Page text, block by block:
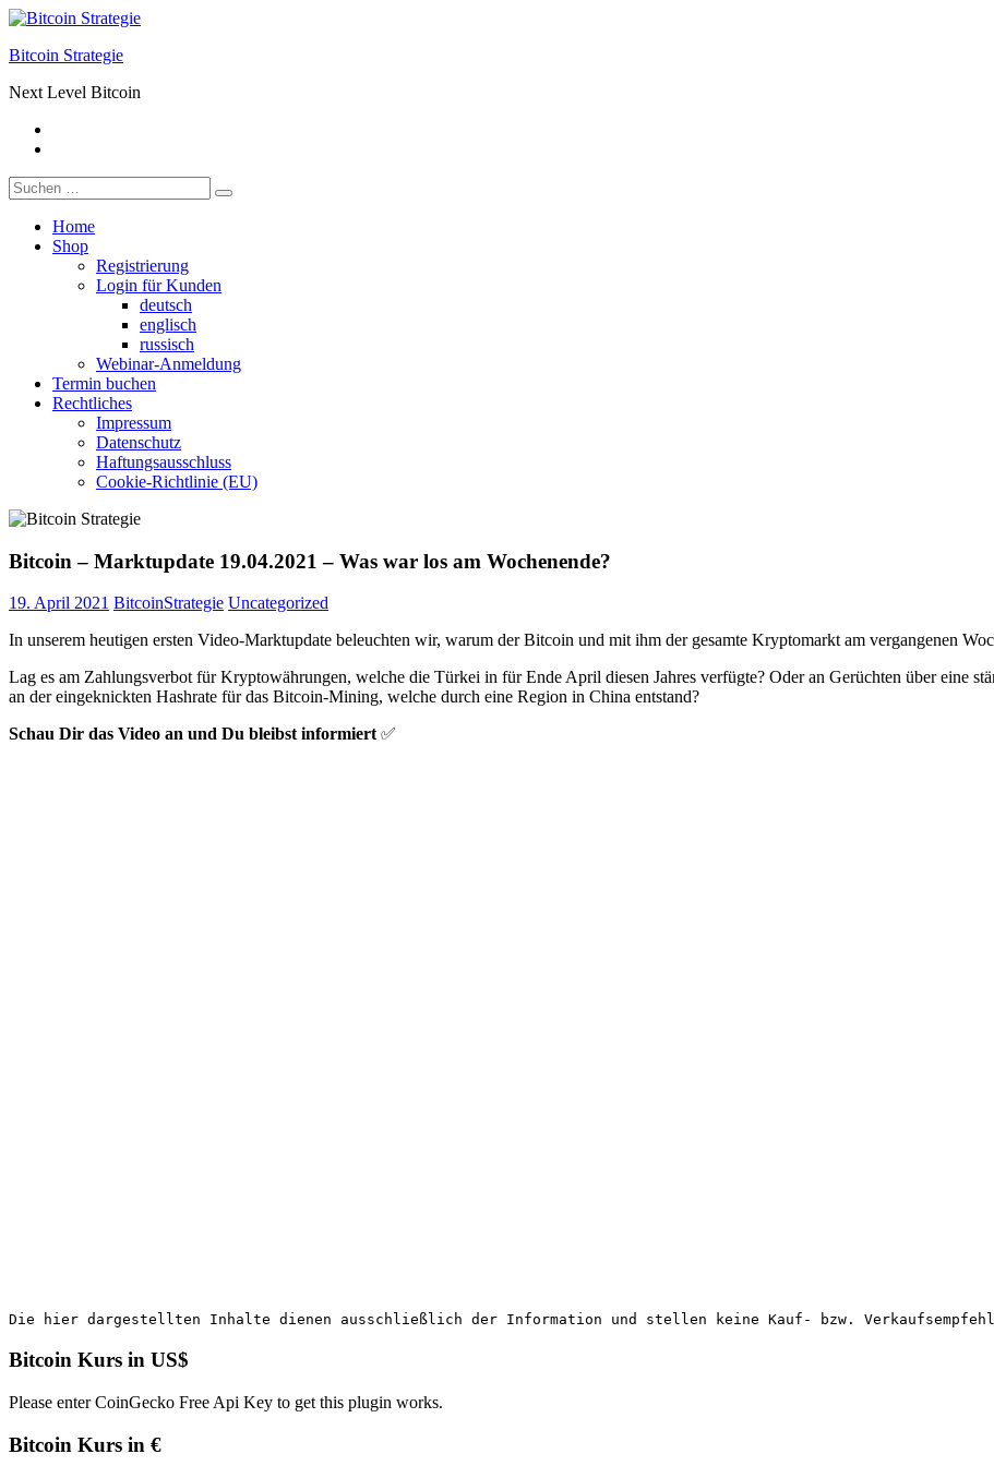
Zum
springen
Bitcoin Strategie
Next Level Bitcoin
Suche
nach:
Home
Shop
Registrierung
Login für Kunden
deutsch
englisch
russisch
Webinar-Anmeldung
Termin buchen
Rechtliches
Impressum
Datenschutz
Haftungsausschluss
Cookie-Richtlinie (EU)
Bitcoin – Marktupdate 19.04.2021 – Was war los am Wochenende?
19. April 2021 BitcoinStrategie Uncategorized
In unserem heutigen ersten Video-Marktupdate beleuchten wir, warum der Bitcoin und mit ihm der gesamte Kryptomarkt am vergangenen
Lag es am Zahlungsverbot für Kryptowährungen, welche die Türkei in für Ende April diesen Jahres verfügte? Oder an Gerüchten über eine
an der eingeknickten Hashrate für das Bitcoin-Mining, welche durch eine Region in China entstand?
Schau Dir das Video an und Du bleibst informiert✅
Die hier dargestellten Inhalte dienen ausschließlich der Information und stellen keine Kauf- bzw.
Bitcoin Kurs in US$
Please enter CoinGecko Free Api Key to get this plugin works.
Bitcoin Kurs in €